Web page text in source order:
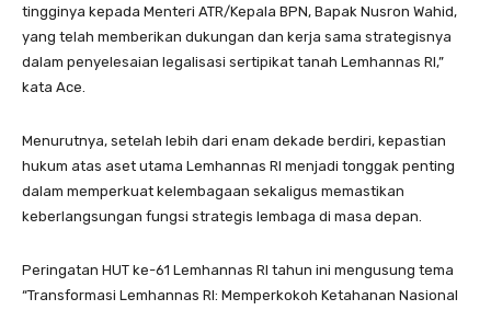
tingginya kepada Menteri ATR/Kepala BPN, Bapak Nusron Wahid,
yang telah memberikan dukungan dan kerja sama strategisnya
dalam penyelesaian legalisasi sertipikat tanah Lemhannas RI,”
kata Ace.
Menurutnya, setelah lebih dari enam dekade berdiri, kepastian
hukum atas aset utama Lemhannas RI menjadi tonggak penting
dalam memperkuat kelembagaan sekaligus memastikan
keberlangsungan fungsi strategis lembaga di masa depan.
Peringatan HUT ke-61 Lemhannas RI tahun ini mengusung tema
“Transformasi Lemhannas RI: Memperkokoh Ketahanan Nasional